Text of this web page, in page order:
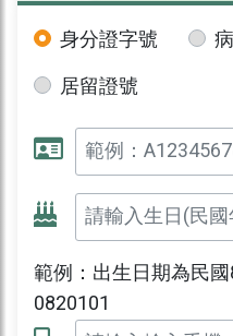
身分證字號
居留證號
範例：出生日期為民
0820101